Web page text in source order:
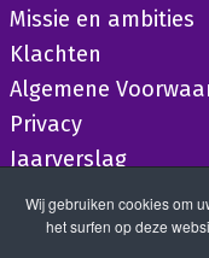
Missie en ambities
Klachten
Algemene
Privacy
Jaarverslag
Wij gebruiken cookies om
het surfen op deze